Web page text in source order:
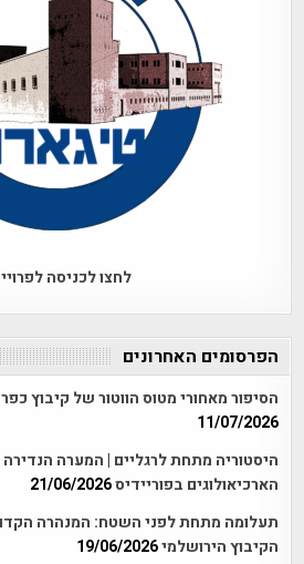
לחצו לכניסה
הפרסומים האחרונים
הסיפור מאחורי מטוס הווטור של קיבוץ
11/07/2026
היסטוריה מתחת לרגליים | המערה
הארכיאולוגים בפוריידיס21/06/2026
תעלומה מתחת לפני השטח: המנהרה
הקיבוץ הירושלמי19/06/2026